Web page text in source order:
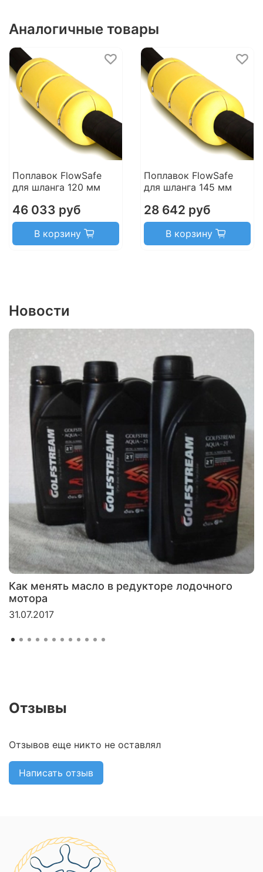
Аналогичные товары
Поплавок FlowSafe
для шланга 120 мм
46 033 руб
В корзину
Поплавок FlowSafe
для шланга 145 мм
28 642 руб
В корзину
Новости
Как менять масло в редукторе лодочного
мотора
31.07.2017
Отзывы
Отзывов еще никто не оставлял
Написать отзыв